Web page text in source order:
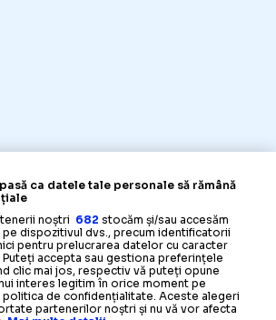
ca datele tale personale să rămână
noștri 682 stocăm și/sau accesăm
dispozitivul dvs., precum identificatorii
pentru prelucrarea datelor cu caracter
Puteți accepta sau gestiona preferințele
clic mai jos, respectiv vă puteți opune
interes legitim în orice moment pe
politica de confidențialitate. Aceste alegeri
partenerilor noștri și nu vă vor afecta